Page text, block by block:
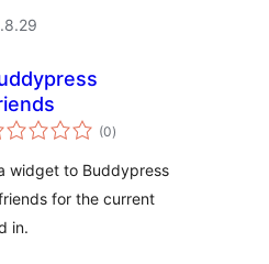
(0totale
vurderinger
)
widget to Buddypress
for the current
in.